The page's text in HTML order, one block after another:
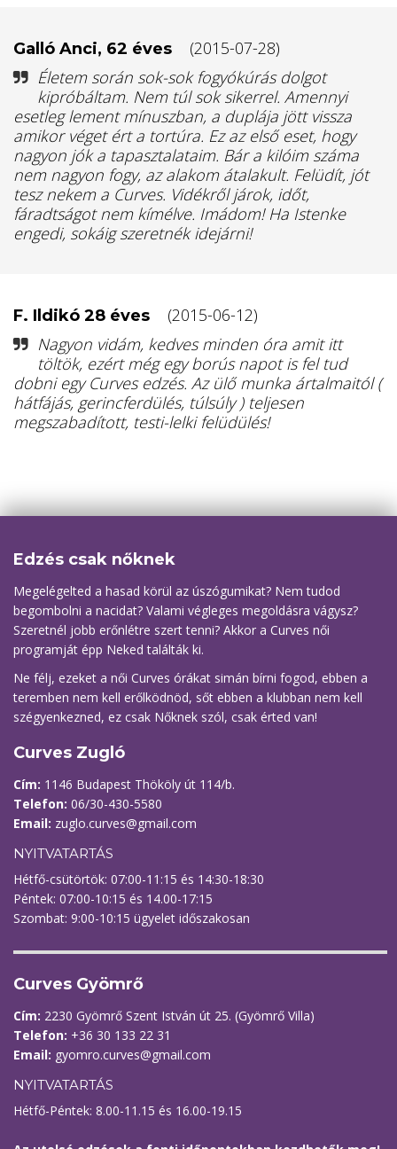
Galló Anci, 62 éves
(2015-07-28)
Életem során sok-sok fogyókúrás dolgot
kipróbáltam. Nem túl sok sikerrel. Amennyi
esetleg lement mínuszban, a duplája jött vissza
amikor véget ért a tortúra. Ez az első eset, hogy
nagyon jók a tapasztalataim. Bár a kilóim száma
nem nagyon fogy, az alakom átalakult. Felüdít, jót
tesz nekem a Curves. Vidékről járok, időt,
fáradtságot nem kímélve. Imádom! Ha Istenke
engedi, sokáig szeretnék idejárni!
F. Ildikó 28 éves
(2015-06-12)
Nagyon vidám, kedves minden óra amit itt
töltök, ezért még egy borús napot is fel tud
dobni egy Curves edzés. Az ülő munka ártalmaitól (
hátfájás, gerincferdülés, túlsúly ) teljesen
megszabadított, testi-lelki felüdülés!
Edzés csak nőknek
Megelégelted a hasad körül az úszógumikat? Nem tudod
begombolni a nacidat? Valami végleges megoldásra vágysz?
Szeretnél jobb erőnlétre szert tenni? Akkor a Curves női
programját épp Neked találták ki.
Ne félj, ezeket a női Curves órákat simán bírni fogod, ebben a
teremben nem kell erőlködnöd, sőt ebben a klubban nem kell
szégyenkezned, ez csak Nőknek szól, csak érted van!
Curves Zugló
Cím: 1146 Budapest Thököly út 114/b.
Telefon: 06/30-430-5580
Email: zuglo.curves@gmail.com
NYITVATARTÁS
Hétfő-csütörtök: 07:00-11:15 és 14:30-18:30
Péntek: 07:00-10:15 és 14.00-17:15
Szombat: 9:00-10:15 ügyelet időszakosan
Curves Gyömrő
Cím: 2230 Gyömrő Szent István út 25. (Gyömrő Villa)
Telefon: +36 30 133 22 31
Email: gyomro.curves@gmail.com
NYITVATARTÁS
Hétfő-Péntek: 8.00-11.15 és 16.00-19.15